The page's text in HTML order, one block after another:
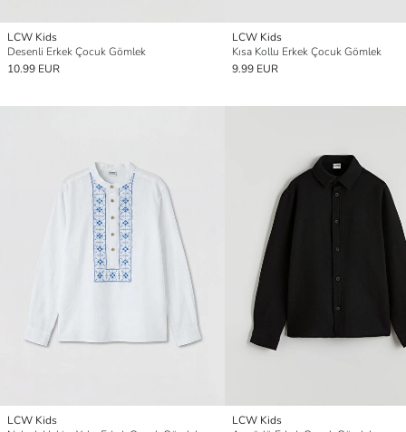
LCW Kids
Desenli Erkek Çocuk Gömlek
10.99 EUR
LCW Kids
Kısa Kollu Erkek Çocuk Gömlek
9.99 EUR
LCW Kids
LCW Kids